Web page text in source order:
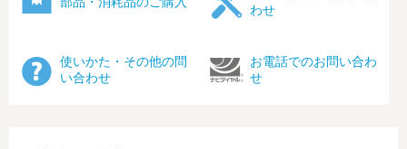
わせ
使いかた・その他の問
い合わせ
お電話でのお問い合わ
せ